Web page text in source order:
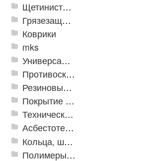
Щетинистые покрытия
Грязезащитные, влаговпитывающие покрытия
Коврики
mks
Универсальные модульные покрытия
Противоскользящая защита для лестниц, профили, ленты
Резиновые и ПВХ дорожки
Покрытие из резиновой крошки
Техническая резина
Асбестотехнические и теплоизоляционные материалы
Кольца, шайбы, манжеты
Полимеры и пластики